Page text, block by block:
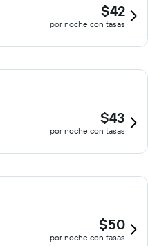
$42
por noche con tasas
$43
por noche con tasas
$50
por noche con tasas